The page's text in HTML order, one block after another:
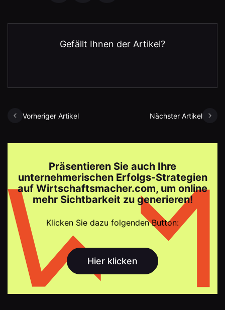
Gefällt Ihnen der Artikel?
Vorheriger Artikel Nächster Artikel
Präsentieren Sie auch Ihre
unternehmerischen Erfolgs-Strategien
auf Wirtschaftsmacher.com, um online
mehr Sichtbarkeit zu generieren!
Klicken Sie dazu folgenden Button:
Hier klicken